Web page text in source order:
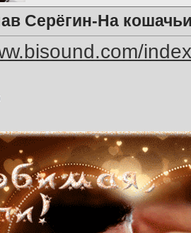
Серёгин-На